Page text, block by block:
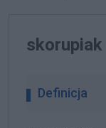
skorupiak
Definicja